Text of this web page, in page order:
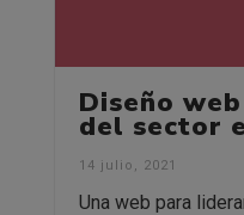
Diseño
del sector
14 julio, 2021
Una web para